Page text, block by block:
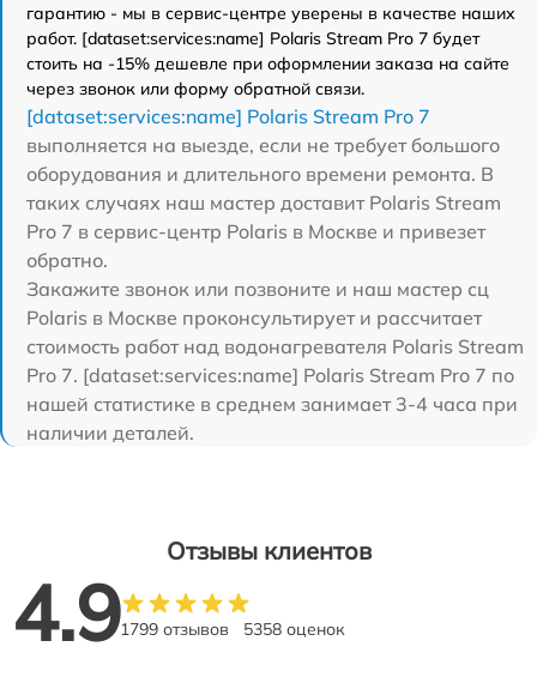
гарантию - мы в сервис-центре уверены в качестве наших
работ. [dataset:services:name] Polaris Stream Pro 7 будет
стоить на -15% дешевле при оформлении заказа на сайте
через звонок или форму обратной связи.
[dataset:services:name] Polaris Stream Pro 7
выполняется на выезде, если не требует большого
оборудования и длительного времени ремонта. В
таких случаях наш мастер доставит Polaris Stream
Pro 7 в сервис-центр Polaris в Москве и привезет
обратно.
Закажите звонок или позвоните и наш мастер сц
Polaris в Москве проконсультирует и рассчитает
стоимость работ над водонагревателя Polaris Stream
Pro 7. [dataset:services:name] Polaris Stream Pro 7 по
нашей статистике в среднем занимает 3-4 часа при
наличии деталей.
Отзывы клиентов
4.91799 отзывов 5358 оценок